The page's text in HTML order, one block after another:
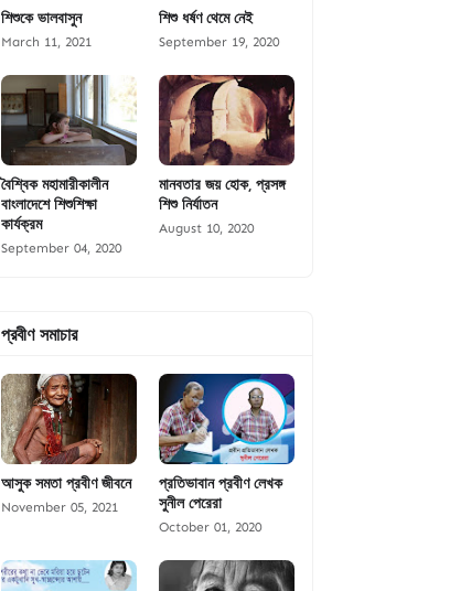
শিশুকে ভালবাসুন
March 11, 2021
শিশু ধর্ষণ থেমে নেই
September 19, 2020
বৈশ্বিক মহামারীকালীন
বাংলাদেশে শিশুশিক্ষা
কার্যক্রম
September 04, 2020
মানবতার জয় হোক, প্রসঙ্গ
শিশু নির্যাতন
August 10, 2020
প্রবীণ সমাচার
আসুক সমতা প্রবীণ জীবনে
November 05, 2021
প্রতিভাবান প্রবীণ লেখক
সুনীল পেরেরা
October 01, 2020